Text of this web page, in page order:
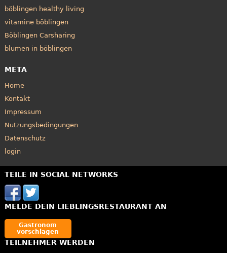
böblingen healthy living
vitamine böblingen
Böblingen Carsharing
blumen in böblingen
META
Home
Kontakt
Impressum
Nutzungsbedingungen
Datenschutz
login
TEILE IN SOCIAL NETWORKS
MELDE DEIN LIEBLINGSRESTAURANT AN
Gastronom
vorschlagen
TEILNEHMER WERDEN